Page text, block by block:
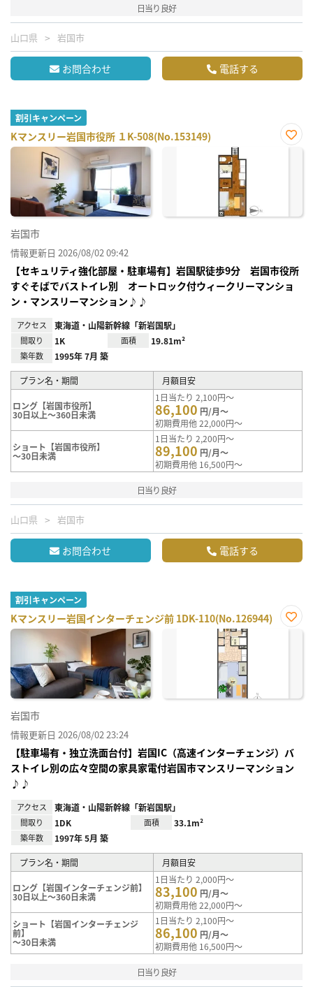
日当り良好
山口県 岩国市
お問合わせ 電話する
割引キャンペーン
Kマンスリー岩国市役所 １K-508(No.153149)
お気
岩国市
情報更新日 2026/08/02 09:42
【セキュリティ強化部屋・駐車場有】岩国駅徒歩9分 岩国市役所
すぐそばでバストイレ別 オートロック付ウィークリーマンショ
ン・マンスリーマンション♪♪
アクセス 東海道・山陽新幹線「新岩国駅」
間取り 1K 面積 19.81m²
築年数 1995年 7月 築
プラン名・期間 月額目安
ロング【岩国市役所】
30日以上～360日未満
1日当たり 2,100円～
86,100 円/月～
初期費用他 22,000円～
ショート【岩国市役所】
～30日未満
1日当たり 2,200円～
89,100 円/月～
初期費用他 16,500円～
日当り良好
山口県 岩国市
お問合わせ 電話する
割引キャンペーン
Kマンスリー岩国インターチェンジ前 1DK-110(No.126944)
お気
岩国市
情報更新日 2026/08/02 23:24
【駐車場有・独立洗面台付】岩国IC（高速インターチェンジ）バ
ストイレ別の広々空間の家具家電付岩国市マンスリーマンション
♪♪
アクセス 東海道・山陽新幹線「新岩国駅」
間取り 1DK 面積 33.1m²
築年数 1997年 5月 築
プラン名・期間 月額目安
ロング【岩国インターチェンジ前】
30日以上～360日未満
1日当たり 2,000円～
83,100 円/月～
初期費用他 22,000円～
ショート【岩国インターチェンジ
前】
～30日未満
1日当たり 2,100円～
86,100 円/月～
初期費用他 16,500円～
日当り良好